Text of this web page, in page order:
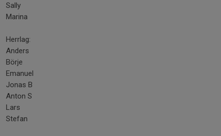
Sally
Marina
Herrlag:
Anders
Börje
Emanuel
Jonas B
Anton S
Lars
Stefan